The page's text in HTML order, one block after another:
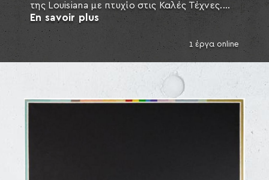
της Louisiana με πτυχίο στις Καλές Τέχνες....
En savoir plus
1 έργα online